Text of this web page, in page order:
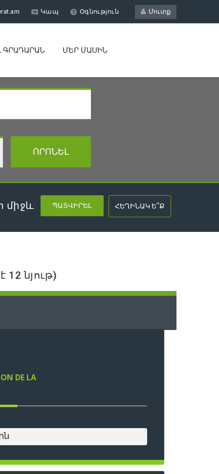
Մուտք
Կապ Օգնություն
ԳՐԱԴԱՐԱՆ ՄԵՐ ՄԱՍԻՆ
միջև:
12 նյութ)
DE LA